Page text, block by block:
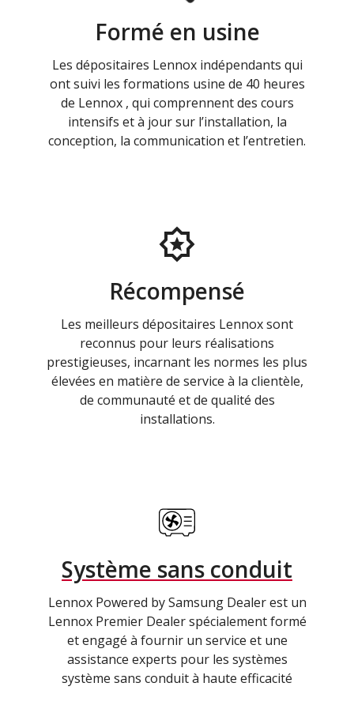
Formé en usine
Les dépositaires Lennox indépendants qui
ont suivi les formations usine de 40 heures
de Lennox , qui comprennent des cours
intensifs et à jour sur l’installation, la
conception, la communication et l’entretien.
Récompensé
Les meilleurs dépositaires Lennox sont
reconnus pour leurs réalisations
prestigieuses, incarnant les normes les plus
élevées en matière de service à la clientèle,
de communauté et de qualité des
installations.
Système sans conduit
Lennox Powered by Samsung Dealer est un
Lennox Premier Dealer spécialement formé
et engagé à fournir un service et une
assistance experts pour les systèmes
système sans conduit à haute efficacité